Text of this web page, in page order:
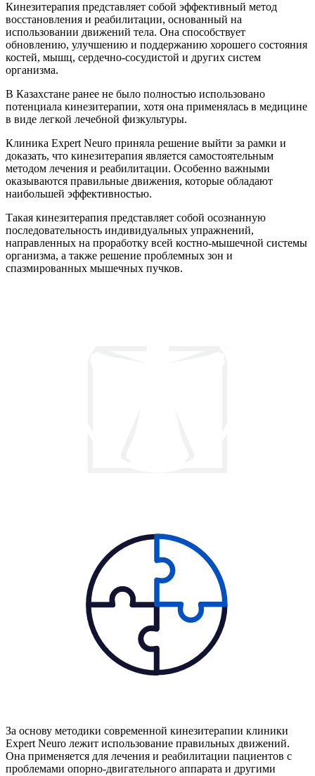
Кинезитерапия представляет собой эффективный метод
восстановления и реабилитации, основанный на
использовании движений тела. Она способствует
обновлению, улучшению и поддержанию хорошего состояния
костей, мышц, сердечно-сосудистой и других систем
организма.
В Казахстане ранее не было полностью использовано
потенциала кинезитерапии, хотя она применялась в медицине
в виде легкой лечебной физкультуры.
Клиника Expert Neuro приняла решение выйти за рамки и
доказать, что кинезитерапия является самостоятельным
методом лечения и реабилитации. Особенно важными
оказываются правильные движения, которые обладают
наибольшей эффективностью.
Такая кинезитерапия представляет собой осознанную
последовательность индивидуальных упражнений,
направленных на проработку всей костно-мышечной системы
организма, а также решение проблемных зон и
спазмированных мышечных пучков.
За основу методики современной кинезитерапии клиники
Expert Neuro лежит использование правильных движений.
Она применяется для лечения и реабилитации пациентов с
проблемами опорно-двигательного аппарата и другими